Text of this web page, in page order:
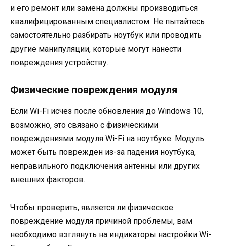
и его ремонт или замена должны производиться
квалифицированным специалистом. Не пытайтесь
самостоятельно разбирать ноутбук или проводить
другие манипуляции, которые могут нанести
повреждения устройству.
Физические повреждения модуля
Если Wi-Fi исчез после обновления до Windows 10,
возможно, это связано с физическими
повреждениями модуля Wi-Fi на ноутбуке. Модуль
может быть поврежден из-за падения ноутбука,
неправильного подключения антенны или других
внешних факторов.
Чтобы проверить, является ли физическое
повреждение модуля причиной проблемы, вам
необходимо взглянуть на индикаторы настройки Wi-